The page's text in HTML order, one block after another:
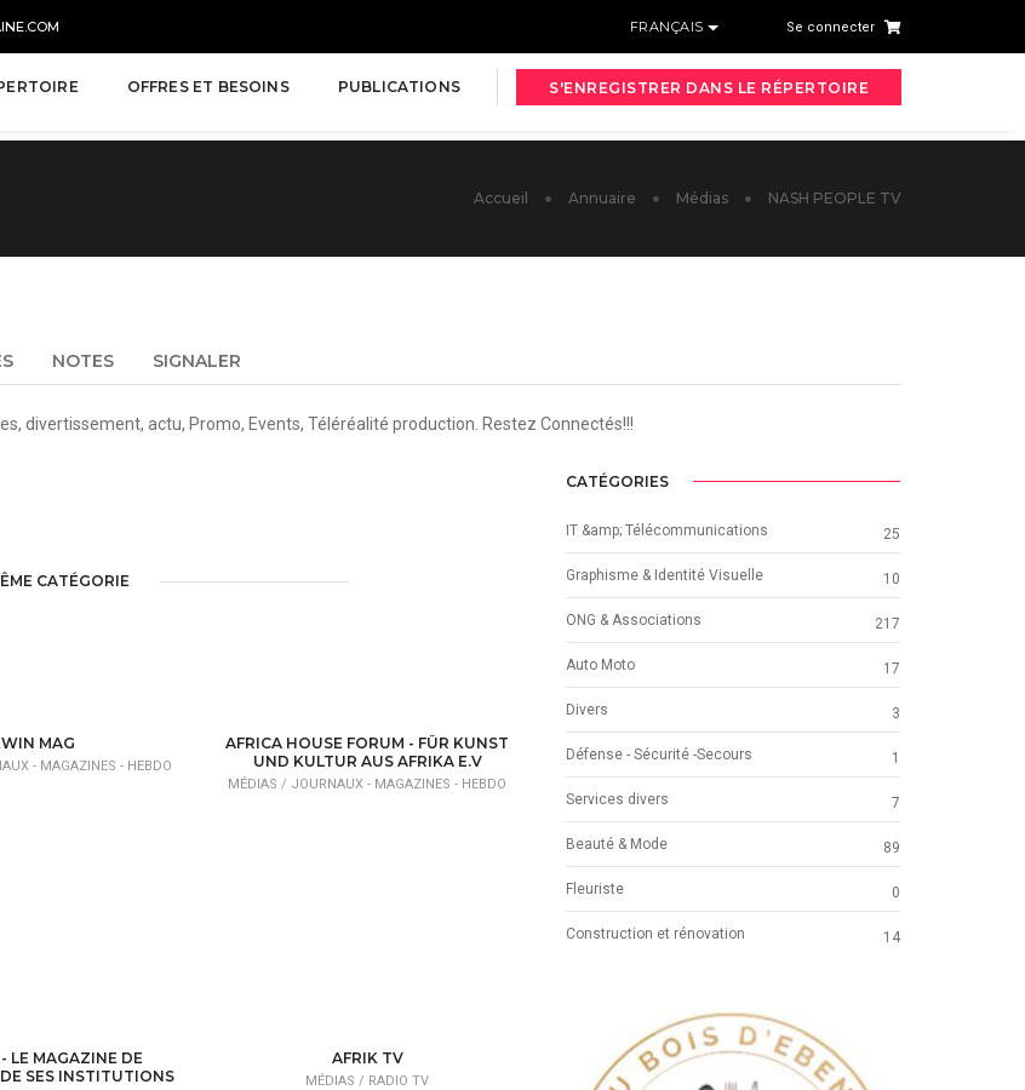
FRANÇAIS Se connecter
OFFRES ET BESOINS PUBLICATIONS S'ENREGISTRER DANS LE RÉPERTOIRE
Accueil Annuaire Médias NASH PEOPLE TV
NOTES SIGNALER
divertissement, actu, Promo, Events, Téléréalité production . Restez Connectés!!!
CATÉGORIE
MAG
- MAGAZINES - HEBDO
AFRICA HOUSE FORUM - FÜR KUNST
UND KULTUR AUS AFRIKA E.V
MÉDIAS / JOURNAUX - MAGAZINES - HEBDO
LE MAGAZINE DE
SES INSTITUTIONS
AFRIK TV
MÉDIAS / RADIO TV
CATÉGORIES
IT &amp; Télécommunications 25
Graphisme & Identité Visuelle 10
ONG & Associations 217
Auto Moto 17
Divers 3
Défense - Sécurité -Secours 1
Services divers 7
Beauté & Mode 89
Fleuriste 0
Construction et rénovation 14